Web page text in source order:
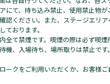
にて、持ち込み禁止、使用禁止物
認ください。また、ステージエリ
ております。
全て禁煙です。喫煙の際は必ず喫煙
機、入場待ち、場所取りは禁止で
ークをご利用いただくか、お客様